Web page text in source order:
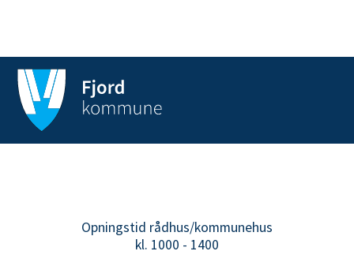
Opningstid rådhus/kommunehus
kl. 1000 - 1400